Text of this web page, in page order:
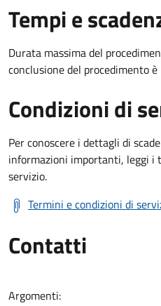
Tempi e
Durata massima del
conclusione del procedimento
Condizioni di
Per conoscere i dettagli di
informazioni importanti, leggi i
servizio.
Termini e condizioni di
Contatti
Argomenti: